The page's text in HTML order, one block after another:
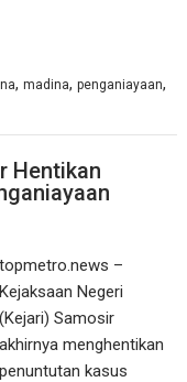
,madina,penganiayaan,
Hentikan
topmetro.news –
Kejaksaan Negeri
(Kejari) Samosir
akhirnya menghentikan
penuntutan kasus